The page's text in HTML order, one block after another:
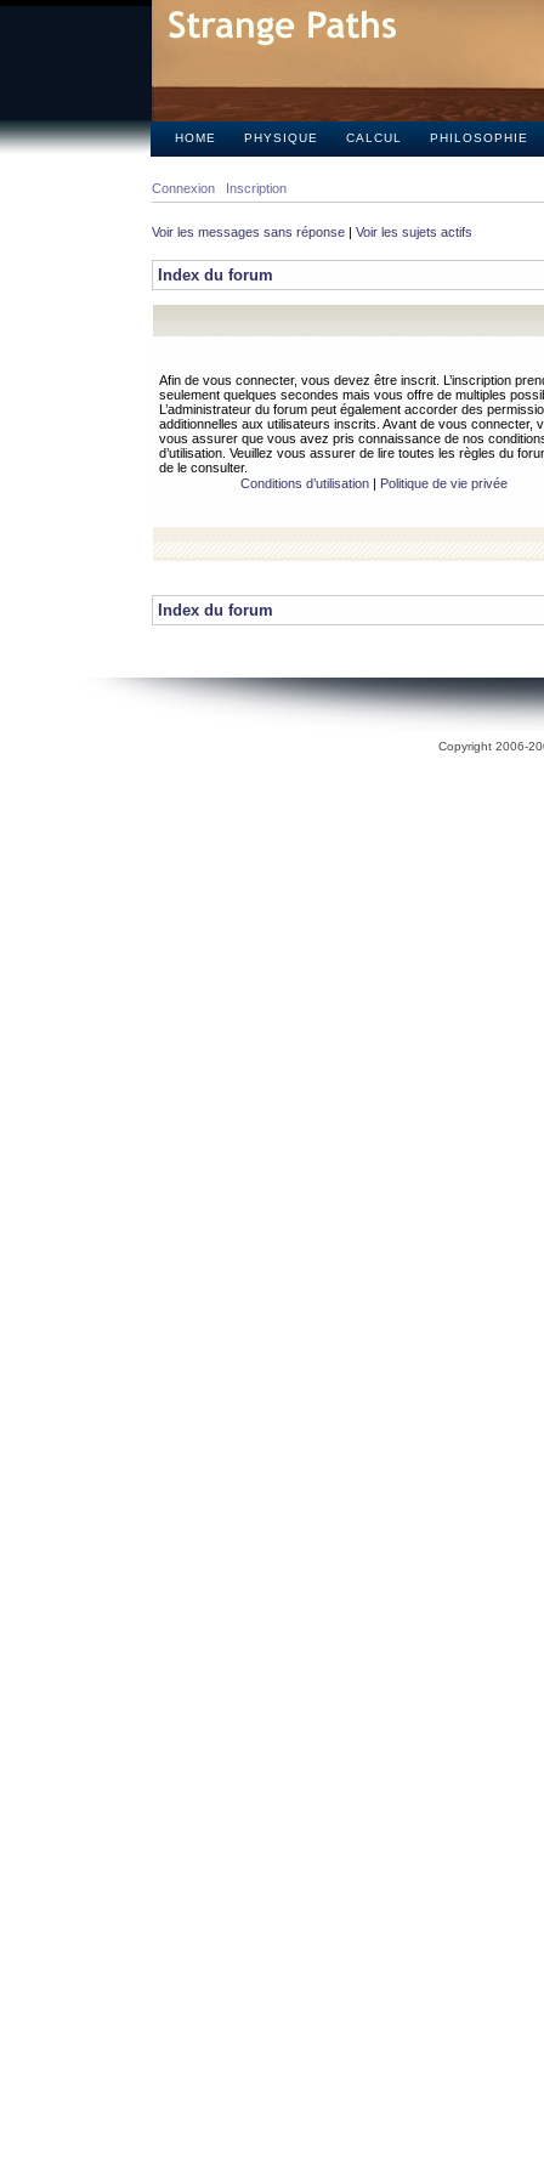
HOME PHYSIQUE CALCUL PHILOSOPHIE
Connexion Inscription
Voir les messages sans réponse | Voir les sujets actifs
Index du forum
Afin de vous connecter, vous devez être inscrit. L’inscription
seulement quelques secondes mais vous offre de multiples
L’administrateur du forum peut également accorder des
additionnelles aux utilisateurs inscrits. Avant de vous connecter,
vous assurer que vous avez pris connaissance de nos
d’utilisation. Veuillez vous assurer de lire toutes les règles du
de le consulter.
Conditions d’utilisation| Politique de vie privée
Index du forum
Copyright 2006-